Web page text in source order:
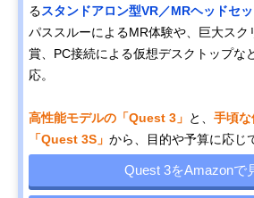
るスタンドアロン型VR／MRヘッドセッ
パススルーによるMR体験や、巨大スク
賞、PC接続による仮想デスクトップな
応。
高性能モデルの「Quest 3」 と、 手頃な
「Quest 3S」 から、目的や予算に応じ
Quest 3をAmazonで